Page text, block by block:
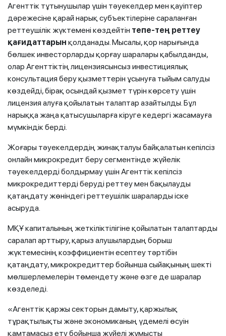
Агенттік тұтынушылар үшін тәуекелдер мен қауіптер
дәрежесіне қарай нарық субъектілеріне сараланған
реттеушілік жүктемені көздейтін тепе-тең реттеу
қағидаттарын қолданады. Мысалы, қор нарығында
бөлшек инвесторларды қорғау шаралары қабылданды,
олар Агенттіктің лицензиясынсыз инвестициялық
консультация беру қызметтерін ұсынуға тыйым салуды
көздейді, бірақ осындай қызмет түрін көрсету үшін
лицензия алуға қойылатын талаптар азайтылды. Бұл
нарыққа жаңа қатысушыларға кіруге кедергі жасамауға
мүмкіндік берді.
Жоғары тәуекелдердің жинақталуы байқалатын кепілсіз
онлайн микрокредит беру сегментінде жүйелік
тәуекелдерді болдырмау үшін Агенттік кепілсіз
микрокредиттерді беруді реттеу мен бақылауды
қатаңдату жөніндегі реттеушілік шараларды іске
асыруда.
МҚҰ капиталының жеткіліктілігіне қойылатын талаптарды
саралап арттыру, қарыз алушылардың борыш
жүктемесінің коэффициентін есептеу тәртібін
қатаңдату, микрокредиттер бойынша сыйақының шекті
мөлшерлемелерін төмендету және өзге де шаралар
көзделеді.
«Агенттік қаржы секторын дамыту, қаржылық
тұрақтылықты және экономиканың үдемелі өсуін
қамтамасыз ету бойынша жүйелі жұмысты